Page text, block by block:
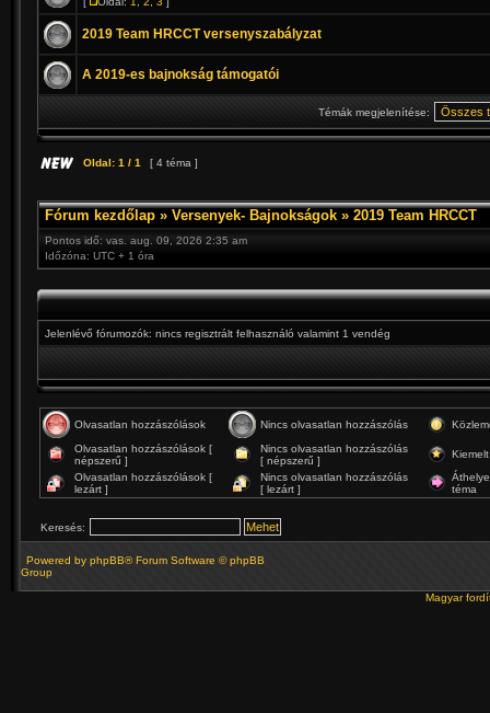
2019 Team HRCCT versenyszabályzat
A 2019-es bajnokság támogatói
Témák megjelenítése:
Oldal: 1 / 1 [ 4 téma ]
Fórum kezdőlap » Versenyek- Bajnokságok » 2019 Team HRCCT
Pontos idő: vas. aug. 09, 2026 2:35 am
Időzóna: UTC + 1 óra
Jelenlévő fórumozók: nincs regisztrált felhasználó valamint 1 vendég
Olvasatlan hozzászólások Nincs olvasatlan hozzászólás
Olvasatlan hozzászólások [
népszerű ]
Nincs olvasatlan hozzászólás
[ népszerű ]
Kiemelt
Olvasatlan hozzászólások [
lezárt ]
Nincs olvasatlan hozzászólás
[ lezárt ]
téma
Keresés:
Powered by phpBB® Forum Software © phpBB
Group
Magyar